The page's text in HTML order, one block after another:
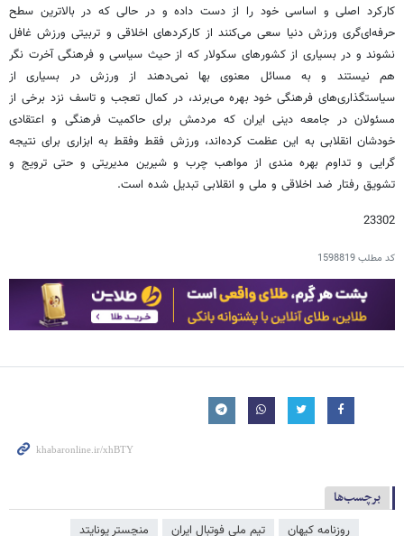
کارکرد اصلی و اساسی خود را از دست داده و در حالی که در بالاترین سطح
حرفه‌ای‌گری ورزش دنیا سعی می‌کنند از کارکردهای اخلاقی و تربیتی ورزش غافل
نشوند و در بسیاری از کشورهای سکولار که از حیث سیاسی و فرهنگی آخرت نگر
هم نیستند و به مسائل معنوی بها نمی‌دهند از ورزش در بسیاری از
سیاستگذاری‌های فرهنگی خود بهره می‌برند، در کمال تعجب و تاسف نزد برخی از
مسئولان در جامعه دینی ایران که مردمش برای حاکمیت فرهنگی و اعتقادی
خودشان انقلابی به این عظمت کرده‌اند، ورزش فقط وفقط به ابزاری برای نتیجه
گرایی و تداوم بهره مندی از مواهب چرب و شیرین مدیریتی و حتی ترویج و
تشویق رفتار ضد اخلاقی و ملی و انقلابی تبدیل شده است.
23302
کد مطلب1598819
برچسب‌ها
روزنامه کیهان تیم ملی فوتبال ایران منچستر یونایتد